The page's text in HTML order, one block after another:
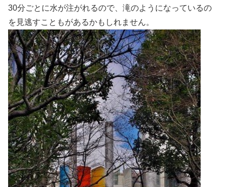
30分ごとに水が注がれるので、滝のようになっているの
を見逃すこともがあるかもしれません。